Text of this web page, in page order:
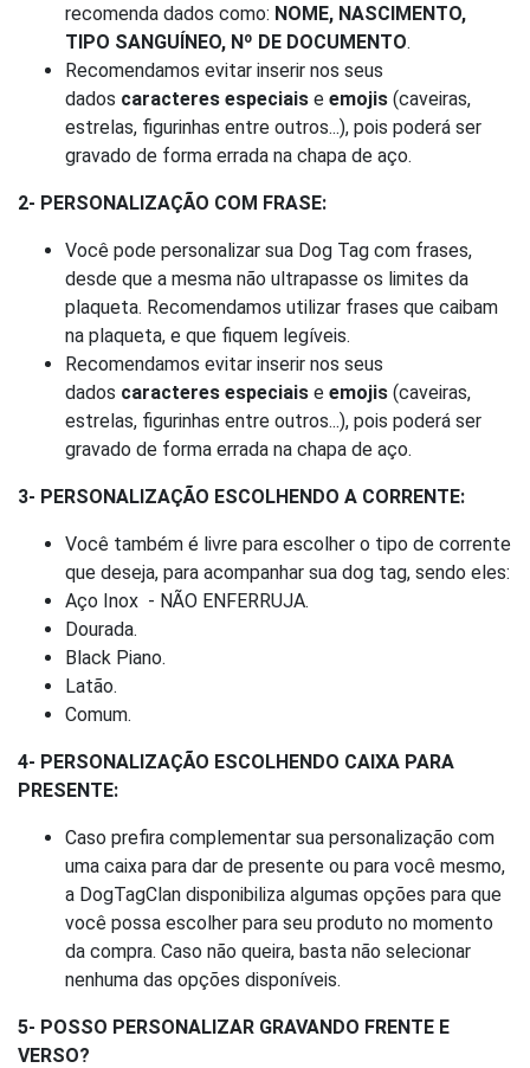
recomenda dados como: NOME, NASCIMENTO,
TIPO SANGUÍNEO, Nº DE DOCUMENTO.
Recomendamos evitar inserir nos seus
dados caracteres especiais e emojis (caveiras,
estrelas, figurinhas entre outros...), pois poderá ser
gravado de forma errada na chapa de aço.
2- PERSONALIZAÇÃO COM FRASE:
Você pode personalizar sua Dog Tag com frases,
desde que a mesma não ultrapasse os limites da
plaqueta. Recomendamos utilizar frases que caibam
na plaqueta, e que fiquem legíveis.
Recomendamos evitar inserir nos seus
dados caracteres especiais e emojis (caveiras,
estrelas, figurinhas entre outros...), pois poderá ser
gravado de forma errada na chapa de aço.
3- PERSONALIZAÇÃO ESCOLHENDO A CORRENTE:
Você também é livre para escolher o tipo de corrente
que deseja, para acompanhar sua dog tag, sendo eles:
Aço Inox - NÃO ENFERRUJA.
Dourada.
Black Piano.
Latão.
Comum.
4- PERSONALIZAÇÃO ESCOLHENDO CAIXA PARA
PRESENTE:
Caso prefira complementar sua personalização com
uma caixa para dar de presente ou para você mesmo,
a DogTagClan disponibiliza algumas opções para que
você possa escolher para seu produto no momento
da compra. Caso não queira, basta não selecionar
nenhuma das opções disponíveis.
5- POSSO PERSONALIZAR GRAVANDO FRENTE E
VERSO?